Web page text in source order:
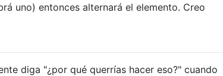
uno) entonces alternará el elemento. Creo
diga "¿por qué querrías hacer eso?" cuando